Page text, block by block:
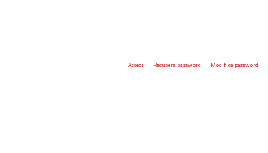
Accedi Recupera password Modifica password